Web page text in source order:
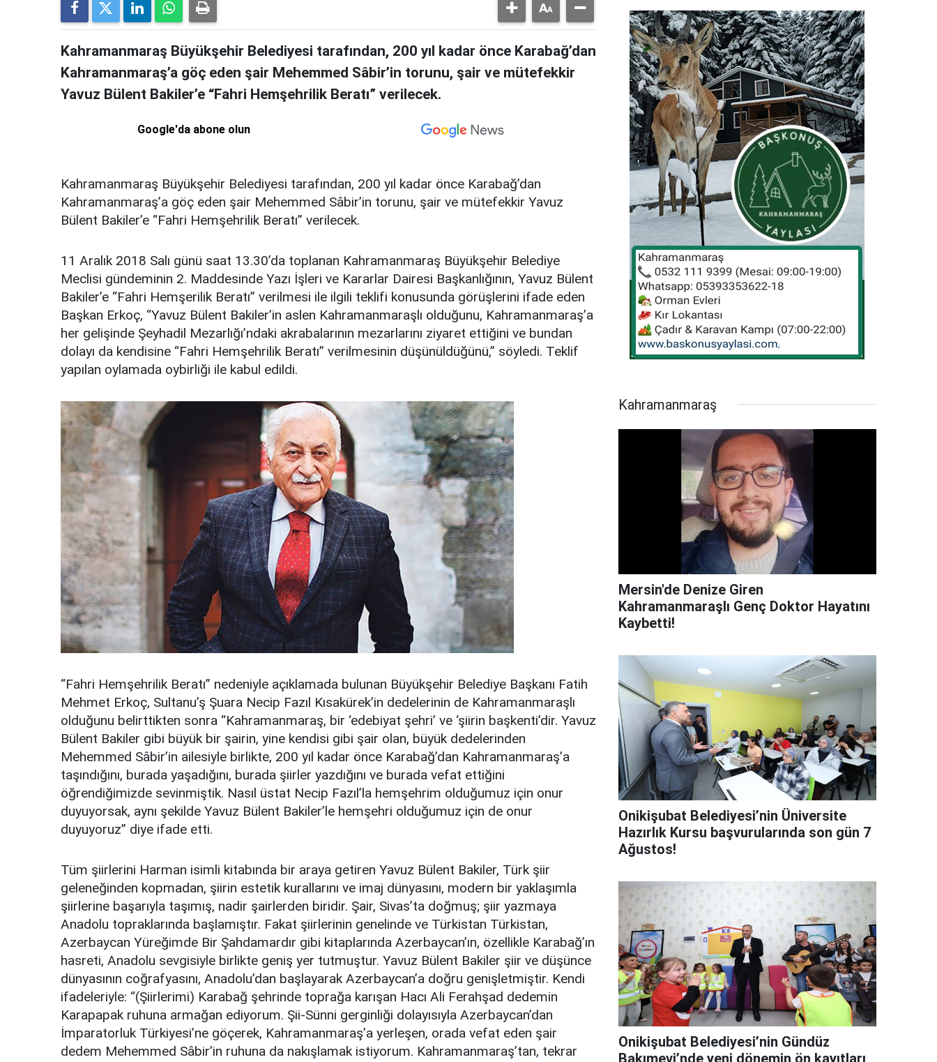
Kahramanmaraş Büyükşehir Belediyesi tarafından, 200 yıl kadar önce Karabağ’dan
Kahramanmaraş’a göç eden şair Mehemmed Sâbir’in torunu, şair ve mütefekkir
Yavuz Bülent Bakiler’e “Fahri Hemşehrilik Beratı” verilecek.
Google'da abone olun
Kahramanmaraş Büyükşehir Belediyesi tarafından, 200 yıl kadar önce Karabağ’dan
Kahramanmaraş’a göç eden şair Mehemmed Sâbir’in torunu, şair ve mütefekkir Yavuz
Bülent Bakiler’e “Fahri Hemşehrilik Beratı” verilecek.
11 Aralık 2018 Salı günü saat 13.30’da toplanan Kahramanmaraş Büyükşehir Belediye
Meclisi gündeminin 2. Maddesinde Yazı İşleri ve Kararlar Dairesi Başkanlığının, Yavuz Bülent
Bakiler’e “Fahri Hemşerilik Beratı” verilmesi ile ilgili teklifi konusunda görüşlerini ifade eden
Başkan Erkoç, “Yavuz Bülent Bakiler’in aslen Kahramanmaraşlı olduğunu, Kahramanmaraş’a
her gelişinde Şeyhadil Mezarlığı’ndaki akrabalarının mezarlarını ziyaret ettiğini ve bundan
dolayı da kendisine “Fahri Hemşehrilik Beratı” verilmesinin düşünüldüğünü,” söyledi. Teklif
yapılan oylamada oybirliği ile kabul edildi.
“Fahri Hemşehrilik Beratı” nedeniyle açıklamada bulunan Büyükşehir Belediye Başkanı Fatih
Mehmet Erkoç, Sultanu’ş Şuara Necip Fazıl Kısakürek’in dedelerinin de Kahramanmaraşlı
olduğunu belirttikten sonra “Kahramanmaraş, bir ‘edebiyat şehri’ ve ‘şiirin başkenti’dir. Yavuz
Bülent Bakiler gibi büyük bir şairin, yine kendisi gibi şair olan, büyük dedelerinden
Mehemmed Sâbir’in ailesiyle birlikte, 200 yıl kadar önce Karabağ’dan Kahramanmaraş’a
taşındığını, burada yaşadığını, burada şiirler yazdığını ve burada vefat ettiğini
öğrendiğimizde sevinmiştik. Nasıl üstat Necip Fazıl’la hemşehrim olduğumuz için onur
duyuyorsak, aynı şekilde Yavuz Bülent Bakiler’le hemşehri olduğumuz için de onur
duyuyoruz” diye ifade etti.
Tüm şiirlerini Harman isimli kitabında bir araya getiren Yavuz Bülent Bakiler, Türk şiir
geleneğinden kopmadan, şiirin estetik kurallarını ve imaj dünyasını, modern bir yaklaşımla
şiirlerine başarıyla taşımış, nadir şairlerden biridir. Şair, Sivas’ta doğmuş; şiir yazmaya
Anadolu topraklarında başlamıştır. Fakat şiirlerinin genelinde ve Türkistan Türkistan,
Azerbaycan Yüreğimde Bir Şahdamardır gibi kitaplarında Azerbaycan’ın, özellikle Karabağ’ın
hasreti, Anadolu sevgisiyle birlikte geniş yer tutmuştur. Yavuz Bülent Bakiler şiir ve düşünce
dünyasının coğrafyasını, Anadolu’dan başlayarak Azerbaycan’a doğru genişletmiştir. Kendi
ifadeleriyle: “(Şiirlerimi) Karabağ şehrinde toprağa karışan Hacı Ali Ferahşad dedemin
Karapapak ruhuna armağan ediyorum. Şii-Sünni gerginliği dolayısıyla Azerbaycan’dan
İmparatorluk Türkiyesi’ne göçerek, Kahramanmaraş’a yerleşen, orada vefat eden şair
dedem Mehemmed Sâbir’in ruhuna da nakışlamak istiyorum. Kahramanmaraş’tan, tekrar
Kahramanmaraş
Mersin'de Denize Giren
Kahramanmaraşlı Genç Doktor Hayatını
Kaybetti!
Onikişubat Belediyesi’nin Üniversite
Hazırlık Kursu başvurularında son gün 7
Ağustos!
Onikişubat Belediyesi’nin Gündüz